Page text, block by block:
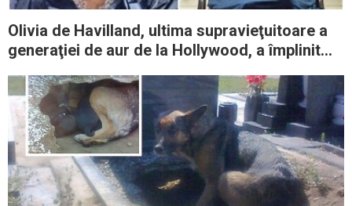
Olivia de Havilland, ultima supravieţuitoare a
generaţiei de aur de la Hollywood, a împlinit